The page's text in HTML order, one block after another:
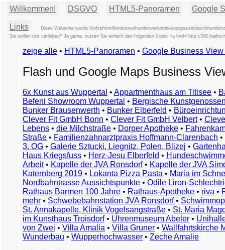
Willkommen! DSGVO HTML5-Panoramen Google
Links
Diese Webseite wurde
Sie wollen uns verlinken? Ja gerne, nutzen Sie einfach den folgenden Code: <a href="http://
zeige alle • HTML5-Panoramen • Google Business
Flash und Google Maps Business
6x Kunst aus Wuppertal • Appartmenthaus am Titisee •
Befeni Showroom Wuppertal • Bergische
Bunker Brausenwerth • Bunker Elberfeld •
Clever Fit GmbH Bonn • Clever Fit GmbH Velbert•
Lebens • die Milchstraße • Dorper Apotheke •
Straße • Familienzahnarztpraxis Hoffmann-Clarenbach •
3. OG • Galerie Sztucki, Liegnitz, Polen, Blizej •
Haus Kriegsfuss • Herz-Jesu Elberfeld •
Arbeit• Kapelle der JVA Ronsdorf• Kapelle der JVA
Katernberg 2019 • Lokanta Pizza Pasta • Maria im
Nordbahntrasse Aussichtspunkte • Odile Liron-
Rathaus Barmen 100 Jahre • Rathaus-Apotheke • riva •
mehr • Schwebebahnstation JVA Ronsdorf•
St. Annakapelle, Klinik Vogelsangstraße • St. Maria
im Kunsthaus Troisdorf• Uhrenmuseum Abeler •
von Zwei • Villa Amalia • Villa Gruner • Wallfahrtskirche
Wunderbau • Wupperhochwasser • Zeche Amalie